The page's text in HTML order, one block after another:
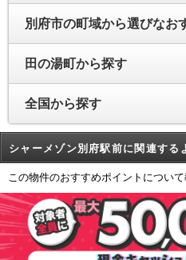
別府市の町域から選びなお
田の湯町から探す
全国から探す
シャーメゾン別府駅前に関連する
この物件のおすすめポイントについ